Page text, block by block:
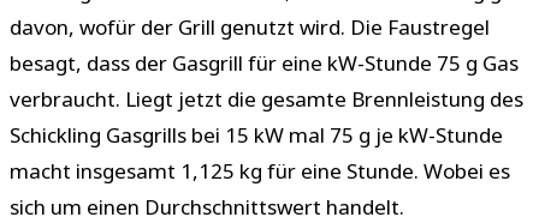
davon, wofür der Grill genutzt wird. Die Faustregel
besagt, dass der Gasgrill für eine kW-Stunde 75 g Gas
verbraucht. Liegt jetzt die gesamte Brennleistung des
Schickling Gasgrills bei 15 kW mal 75 g je kW-Stunde
macht insgesamt 1,125 kg für eine Stunde. Wobei es
sich um einen Durchschnittswert handelt.